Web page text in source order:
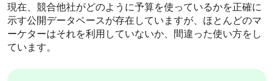
現在、競合他社がどのように予算を使っているかを正確に
示す公開データベースが存在していますが、ほとんどのマ
ーケターはそれを利用していないか、間違った使い方をし
ています。